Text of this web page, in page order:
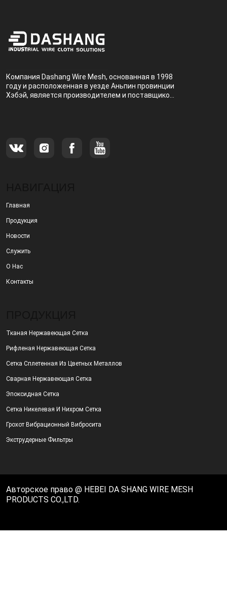
Компания Dashang Wire Mesh, основанная в 1998
году и расположенная в уезде Аньпин провинции
Хэбэй, является производителем и поставщиком,
Главная
Продукция
Новости
Служить
О Нас
Контакты
Тканая Нержавеющая Сетка
Рифленая Нержавеющая Сетка
Сетка Сплетенная Из Цветных Металлов
Сварная Нержавеющая Сетка
Эпоксидная Сетка
Сетка Никелевая И Нихром Сетка
Грохот Вибрационный Вибросита
Экструдерные Фильтры
Авторское право @ HEBEI DA SHANG WIRE MESH
PRODUCTS CO.,LTD.